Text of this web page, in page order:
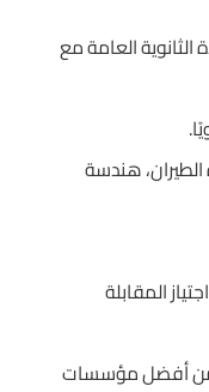
الثانوية العامة مع
هندسة
المقابلة
من أفضل مؤسسات